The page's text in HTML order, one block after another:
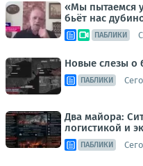
«Мы пытаемся
бьёт нас
ПАБЛИКИ
Новые слезы о
ПАБЛИКИ
Два майора:
логистикой и
ПАБЛИКИ